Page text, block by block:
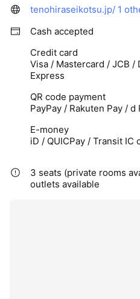
tenohiraseikotsu.jp/ 1
Cash accepted
Credit card
Visa / Mastercard / JCB /
Express
QR code payment
PayPay / Rakuten Pay / d
E-money
iD / QUICPay / Transit IC
3 seats (private rooms
outlets available